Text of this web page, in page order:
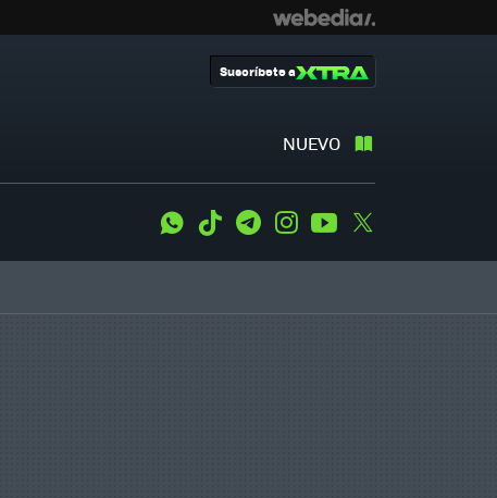
NUEVO
Suscríbete a
WhatsApp
Tiktok TelegramInstagramYoutube